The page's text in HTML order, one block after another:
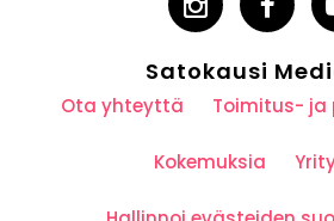
Satokausi
Ota yhteyttä Toimitus-
Kokemuksia